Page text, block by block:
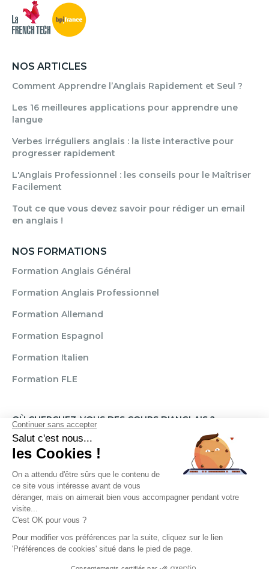
NOS ARTICLES
Comment Apprendre l’Anglais Rapidement et Seul ?
Les 16 meilleures applications pour apprendre une
langue
Verbes irréguliers anglais : la liste interactive pour
progresser rapidement
L'Anglais Professionnel : les conseils pour le Maîtriser
Facilement
Tout ce que vous devez savoir pour rédiger un email
en anglais !
NOS FORMATIONS
Formation Anglais Général
Formation Anglais Professionnel
Formation Allemand
Formation Espagnol
Formation Italien
Formation FLE
OÙ CHERCHEZ-VOUS DES COURS D'ANGLAIS ?
ParisMarseilleLille Grenoble
Angers
NarbonneRouenAix-en-Provence Montpellier
Lyon
ToulouseNiceRennesNantesBrignais
Brest
Règlement Mentions légalesCGU / CGV
Politique de confidentialité Transparence Témoignages